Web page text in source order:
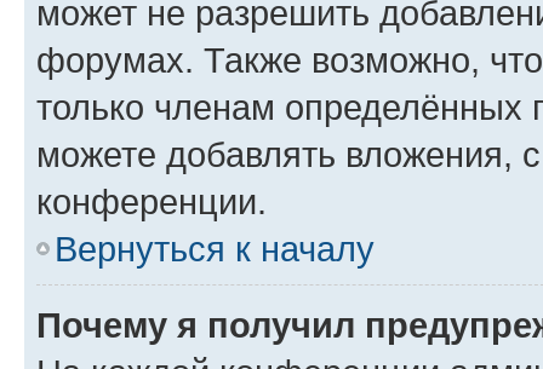
может не разрешить
форумах. Также возможно,
только членам определённых
можете добавлять вложения,
конференции.
Вернуться к началу
Почему я получил